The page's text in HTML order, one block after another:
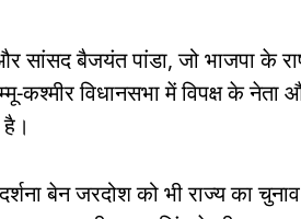
और सांसद बैजयंत पांडा, जो भाजपा के
कश्मीर विधानसभा में विपक्ष के नेता
बेन जरदोश को भी राज्य का